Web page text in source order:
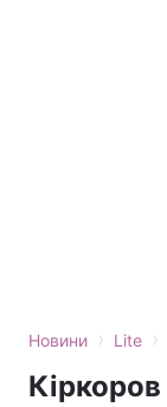
Новини › Lite ›